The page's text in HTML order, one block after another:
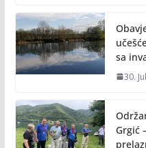
o
k k
sa
30.
Grgić